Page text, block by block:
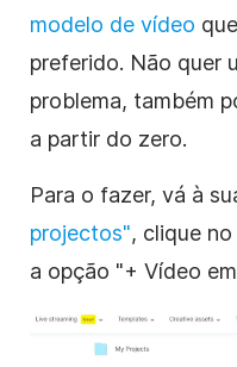
modelo de vídeo
preferido. Não quer
problema, também
a partir do zero.
Para o fazer, vá à
projectos", clique
a opção "+ Vídeo